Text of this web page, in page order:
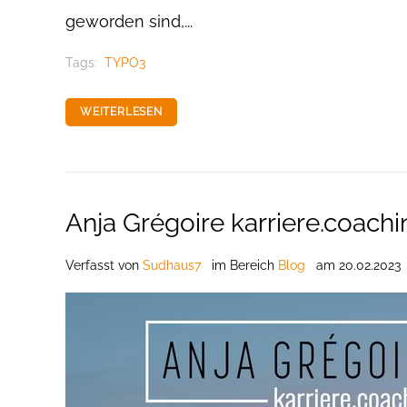
geworden sind,...
Tags: TYPO3
WEITERLESEN
Anja Grégoire
Verfasst von Sudhaus7 im Bereich Blog am 20.02.2023